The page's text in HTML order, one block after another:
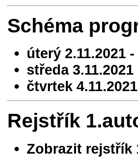
Schéma
úterý 2.11.2021
středa
čtvrtek
Rejstřík
Zobrazit rejstřík